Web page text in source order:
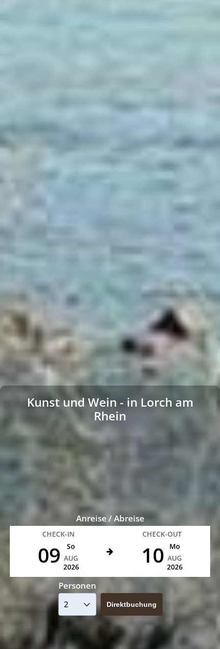
Kunst und Wein - in Lorch am
Rhein
Anreise / Abreise
CHECK-IN
09
So
AUG
2026
CHECK-OUT
10
Mo
AUG
2026
Personen